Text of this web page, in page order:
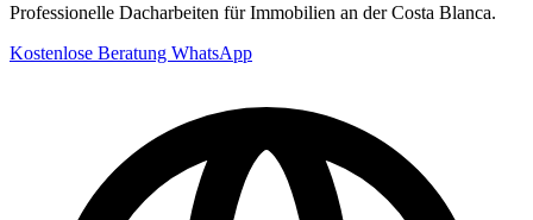
Professionelle Dacharbeiten für Immobilien an der Costa Blanca.
Kostenlose Beratung WhatsApp